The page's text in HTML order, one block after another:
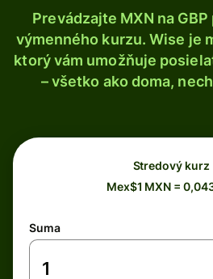
Prevádzajte MXN na
výmenného kurzu. Wise je
ktorý vám umožňuje
– všetko ako doma,
Stredový kurz
Mex$1 MXN =
Suma